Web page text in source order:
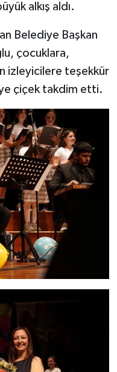
alkış aldı.
Belediye Başkan
çocuklara,
izleyicilere teşekkür
çiçek takdim etti.